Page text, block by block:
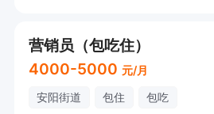
营销员（包吃住）
4000-5000 元/月
安阳街道 包住 包吃